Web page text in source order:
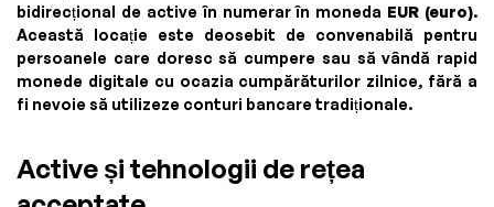
bidirecțional de active în numerar în moneda EUR (euro).
Această locație este deosebit de convenabilă pentru
persoanele care doresc să cumpere sau să vândă rapid
monede digitale cu ocazia cumpărăturilor zilnice, fără a
fi nevoie să utilizeze conturi bancare tradiționale.
Active și tehnologii de rețea